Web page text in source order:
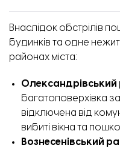
Внаслідок обстрілів
будинків та одне
районах міста:
Олександрівський
багатоповерхівка
відключена від
вибиті вікна та
Вознесенівський